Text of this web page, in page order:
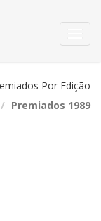
Por Edição
Premiados 1989